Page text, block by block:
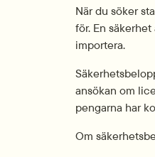
När du söker
för. En
importera.
ansökan om
pengarna har
Om